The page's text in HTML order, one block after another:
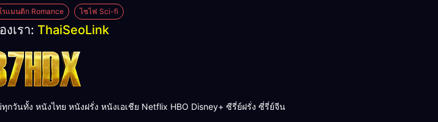
รแมนติก Romance ไซไฟ Sci-fi
เรา: ThaiSeoLink
วันทั้ง หนังไทย หนังฝรั่ง หนังเอเชีย Netflix HBO Disney+ ซีรี่ย์ฝรั่ง ซี่รี่ย์จีน